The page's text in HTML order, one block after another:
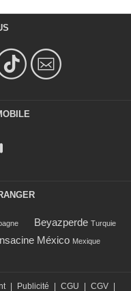
Beyazperde Turquie
México Mexique
Publicité CGU CGV